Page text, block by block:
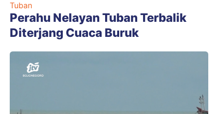
Tuban
Perahu Nelayan Tuban Terbalik
Diterjang Cuaca Buruk